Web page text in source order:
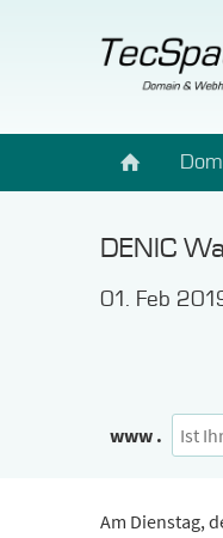
DENIC
01. Feb
www .
Am Dienstag,